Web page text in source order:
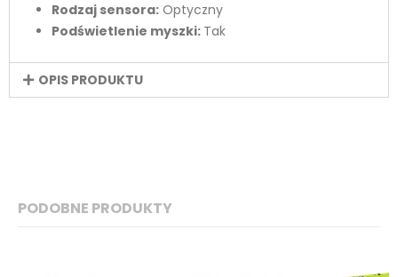
Rodzaj sensora: Optyczny
Podświetlenie myszki: Tak
OPIS PRODUKTU
PODOBNE PRODUKTY